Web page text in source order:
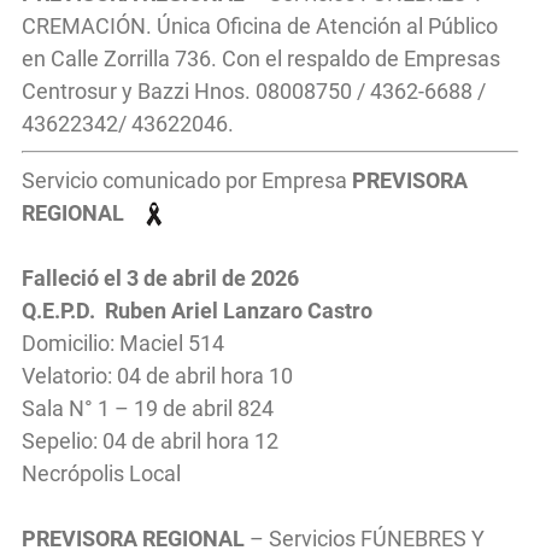
CREMACIÓN. Única Oficina de Atención al Público
en Calle Zorrilla 736. Con el respaldo de Empresas
Centrosur y Bazzi Hnos. 08008750 / 4362-6688 /
43622342/ 43622046.
Servicio comunicado por Empresa PREVISORA
REGIONAL
Falleció el 3de abril de 2026
Q.E.P.D. Ruben Ariel Lanzaro Castro
Domicilio: Maciel 514
Velatorio: 04 de abril hora 10
Sala N° 1 – 19 de abril 824
Sepelio: 04 de abril hora 12
Necrópolis Local
PREVISORA REGIONAL – Servicios FÚNEBRES Y